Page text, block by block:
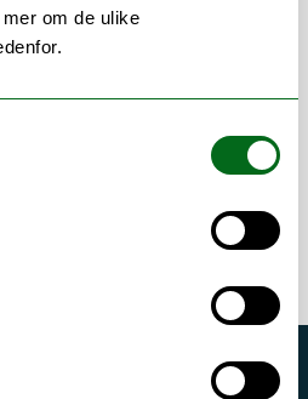
om de ulike
og undervisning
Her finner du meg